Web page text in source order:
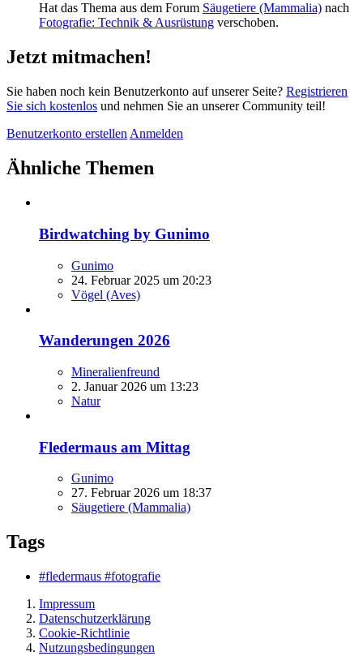
Hat das Thema aus dem Forum Säugetiere (Mammalia) nach
Fotografie: Technik & Ausrüstung verschoben.
Jetzt mitmachen!
Sie haben noch kein Benutzerkonto auf unserer Seite? Registrieren
Sie sich kostenlos und nehmen Sie an unserer Community teil!
Benutzerkonto erstellen Anmelden
Ähnliche Themen
Birdwatching by Gunimo
Gunimo
24. Februar 2025 um 20:23
Vögel (Aves)
Wanderungen 2026
Mineralienfreund
2. Januar 2026 um 13:23
Natur
Fledermaus am Mittag
Gunimo
27. Februar 2026 um 18:37
Säugetiere (Mammalia)
Tags
#fledermaus #fotografie
Impressum
Datenschutzerklärung
Cookie-Richtlinie
Nutzungsbedingungen